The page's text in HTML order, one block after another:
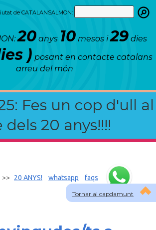
de CATALANSALMON:
20 anys 10 mesos i29 dies
) posant en contacte catalans
arreu del món
Fes un cop d'ull al
dels 20 anys!!!!
Tornar al capdamunt
20 ANYS! whatsapp faqs